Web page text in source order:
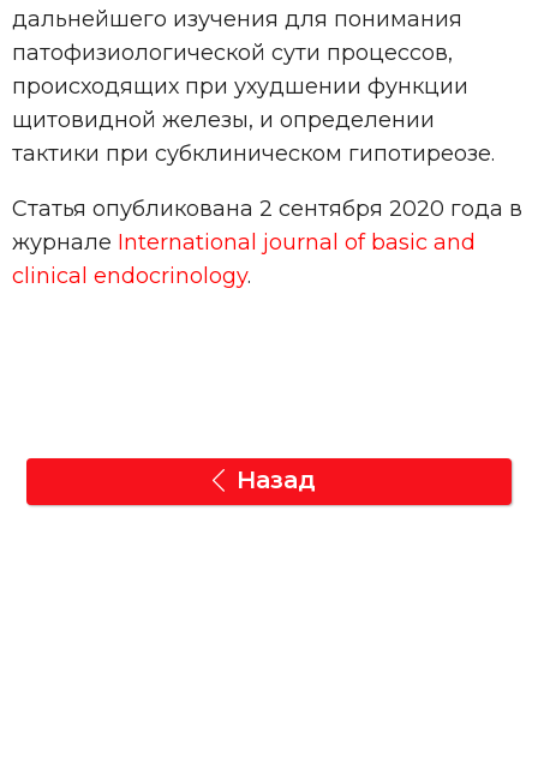
дальнейшего изучения для понимания
патофизиологической сути процессов,
происходящих при ухудшении функции
щитовидной железы, и определении
тактики при субклиническом гипотиреозе.
Статья опубликована 2 сентября 2020 года в
журнале International journal of basic and
clinical endocrinology.
Назад